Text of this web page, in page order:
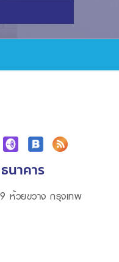
นาคาร
ห้วยขวาง กรุงเทพ